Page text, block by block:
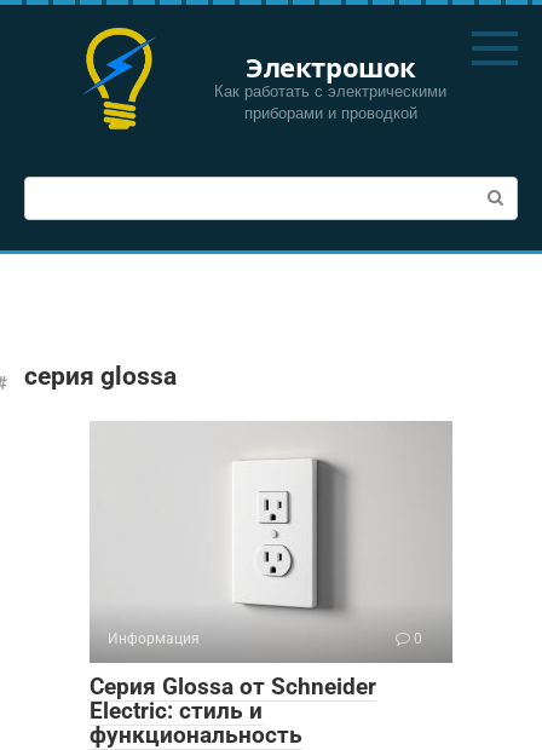
Перейти
Электрошок
Как работать с электрическими
приборами и проводкой
Поиск:
серия glossa
Информация 0
Серия Glossa от Schneider
Electric: стиль и
функциональность